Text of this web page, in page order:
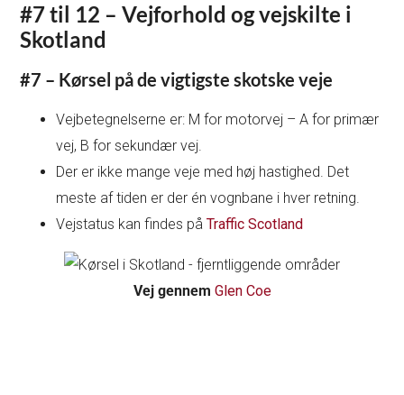
#7 til 12 – Vejforhold og vejskilte i
Skotland
#7 – Kørsel på de vigtigste skotske veje
Vejbetegnelserne er: M for motorvej – A for primær
vej, B for sekundær vej.
Der er ikke mange veje med høj hastighed. Det
meste af tiden er der én vognbane i hver retning.
Vejstatus kan findes påTraffic Scotland
Vej gennem Glen Coe